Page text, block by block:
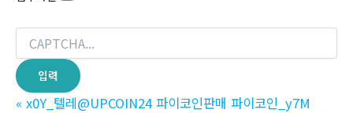
« x0Y_텔레@UPCOIN24 파이코인판매 파이코인_y7M